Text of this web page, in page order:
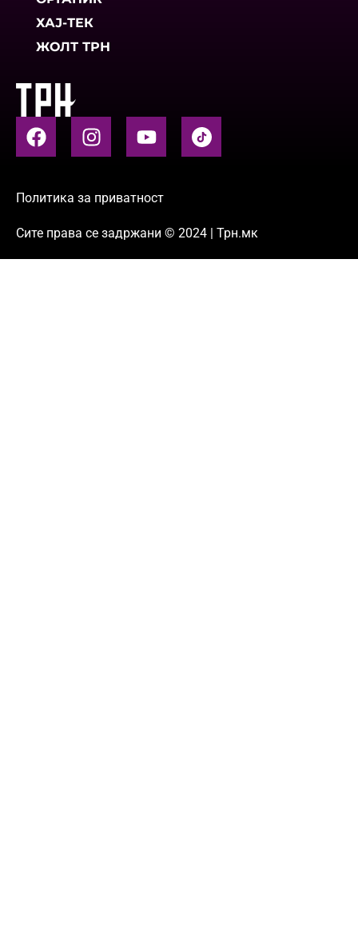
ХАЈ-ТЕК
ЖОЛТ ТРН
Политика за приватност
Сите права се задржани © 2024 | Трн.мк